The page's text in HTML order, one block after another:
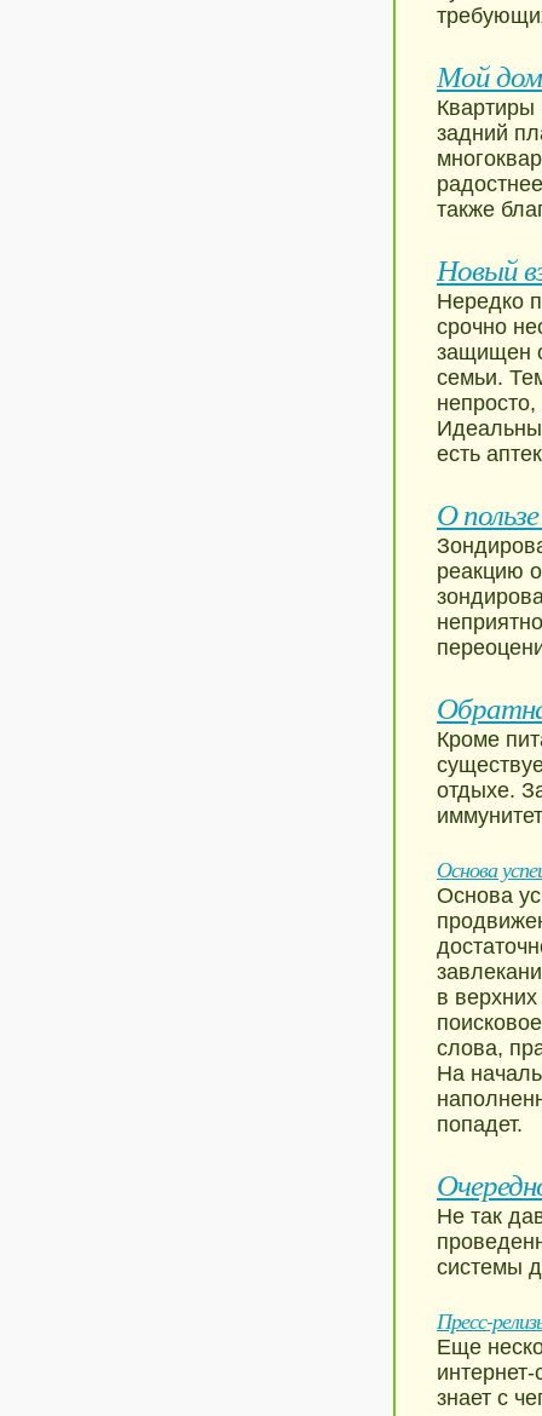
Мой
Квартиры
задний
также
Новый
Нередко
срочно
защищен
семьи.
есть
О
реакцию
Кроме
отдыхе.
Основа
Основа
в
слова,
На
попадет.
Не так
системы
Пресс-
Еще
знает с